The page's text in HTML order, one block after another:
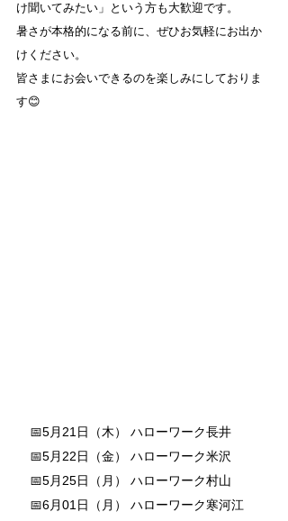
け聞いてみたい」という方も大歓迎です。
暑さが本格的になる前に、ぜひお気軽にお出か
けください。
皆さまにお会いできるのを楽しみにしておりま
す😊
📅5月21日（木） ハローワーク長井
📅5月22日（金） ハローワーク米沢
📅5月25日（月） ハローワーク村山
📅6月01日（月） ハローワーク寒河江